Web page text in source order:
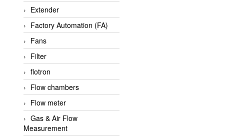
Appleton
AQ Matic
Aqualabo Vietnam
Aquametro
ARCA Regler
Arcos Hydraulik
Ardetem-Sfere-Vietnam
Argal
AS ENERGI
Extender
Factory Automation (FA)
Fans
Filter
flotron
Flow chambers
Flow meter
Gas & Air Flow
Measurement